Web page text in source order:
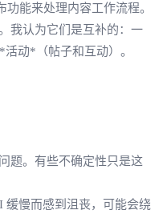
能来处理内容工作流程。
我认为它们是互补的：一
动*（帖子和互动）。
题。有些不确定性只是这
缓慢而感到沮丧，可能会绕